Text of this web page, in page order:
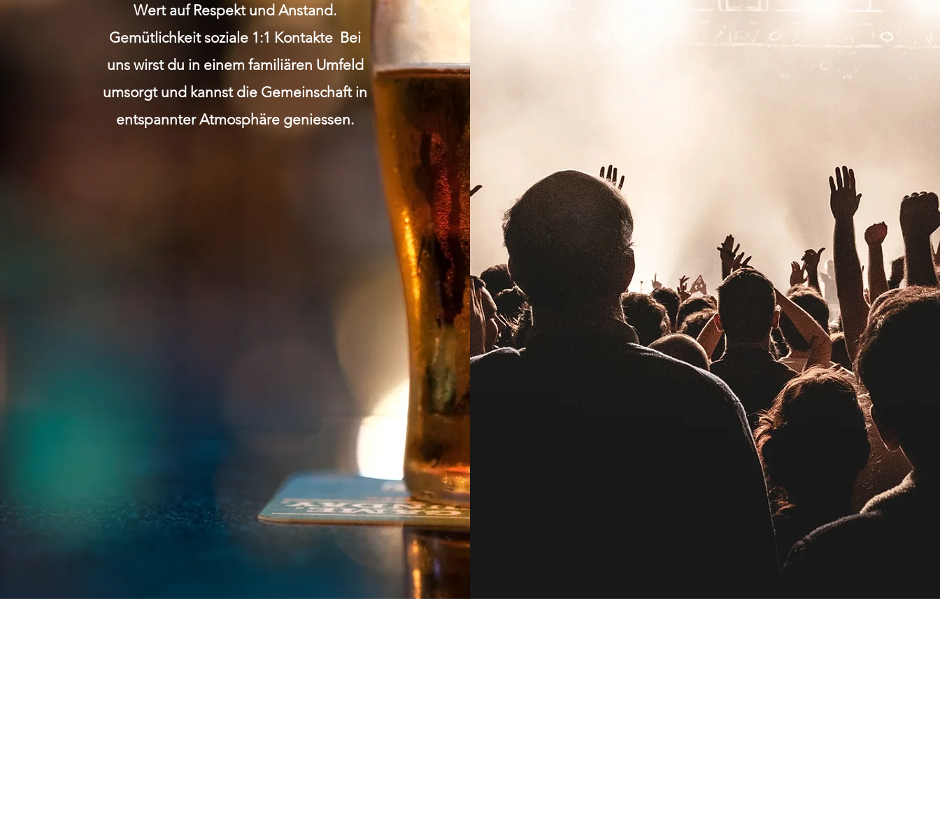
Wert auf Respekt und Anstand.
Gemütlichkeit soziale 1:1 Kontakte Bei
uns wirst du in einem familiären Umfeld
umsorgt und kannst die Gemeinschaft in
entspannter Atmosphäre geniessen.